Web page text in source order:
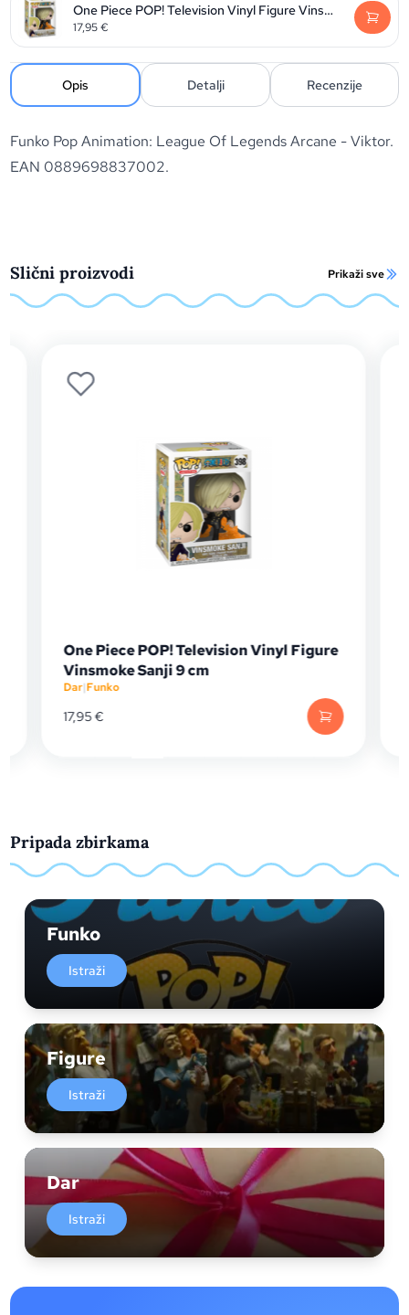
One Piece POP! Television Vinyl Figure Vinsmoke Sanji 9 cm
17,95€
Opis Detalji Recenzije
Funko Pop Animation: League Of Legends Arcane - Viktor.
EAN 0889698837002.
Slični proizvodi Prikaži sve
One Piece POP! Television Vinyl Figure
Vinsmoke Sanji 9 cm
Dar|Funko
17,95€
Pripada zbirkama
Funko
Istraži
Figure
Istraži
Dar
Istraži